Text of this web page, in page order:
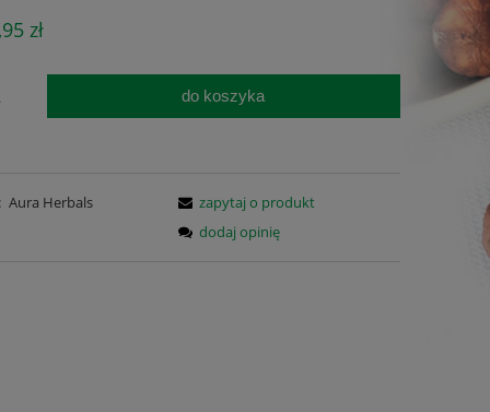
zł
do koszyka
Aura Herbals
zapytaj o produkt
dodaj opinię